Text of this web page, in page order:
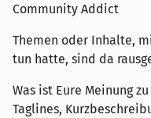
Community Addict
Themen oder Inhalte,
tun hatte, sind da
Was ist Eure Meinung
Taglines,